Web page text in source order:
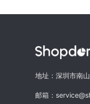
地址：深圳市南
邮箱：